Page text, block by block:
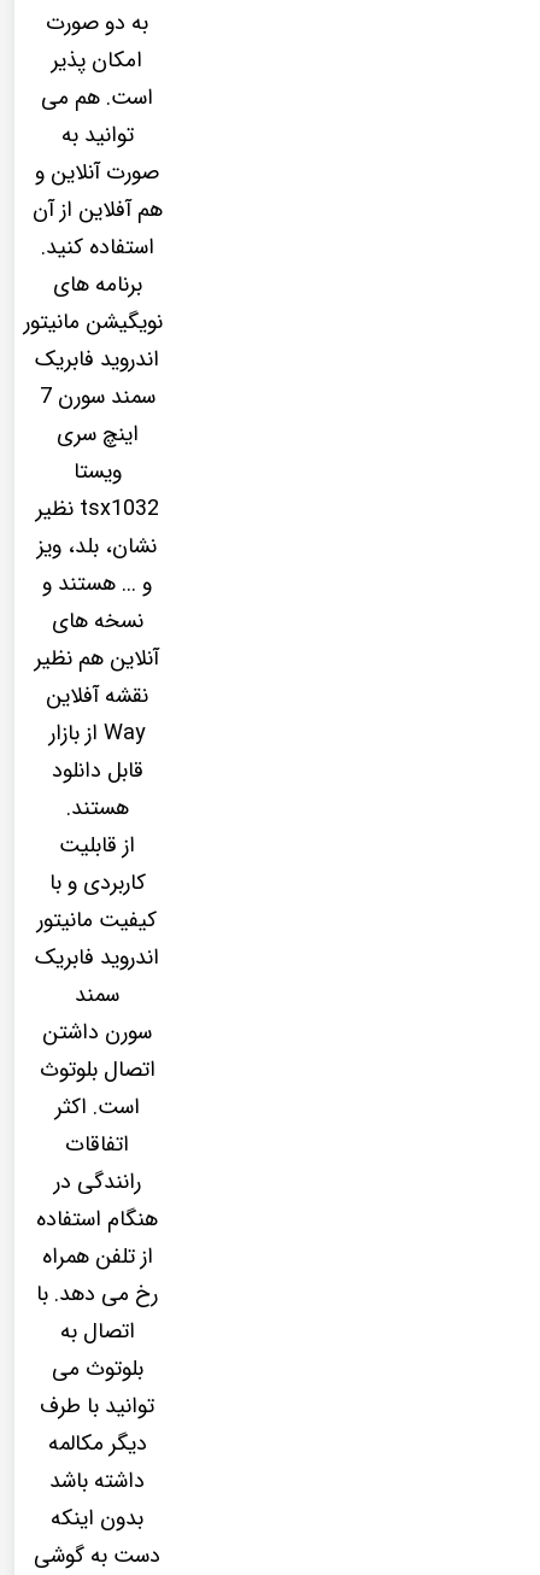
به دو صورت
امکان پذیر
است. هم می
توانید به
صورت آنلاین و
هم آفلاین از آن
استفاده کنید.
برنامه های
نویگیشن مانیتور
اندروید فابریک
سمند سورن 7
اینچ سری
ویستا
tsx1032 نظیر
نشان، بلد، ویز
و ... هستند و
نسخه های
آنلاین هم نظیر
نقشه آفلاین
Way از بازار
قابل دانلود
هستند.
از قابلیت
کاربردی و با
کیفیت مانیتور
اندروید فابریک
سمند
سورن داشتن
اتصال بلوتوث
است. اکثر
اتفاقات
رانندگی در
هنگام استفاده
از تلفن همراه
رخ می دهد. با
اتصال به
بلوتوث می
توانید با طرف
دیگر مکالمه
داشته باشد
بدون اینکه
دست به گوشی